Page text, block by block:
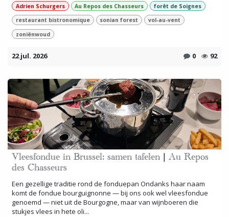
Adrien Schurgers Au Repos des Chasseurs
forêt de Soignes
restaurant bistronomique
sonian forest
vol-au-vent
zoniënwoud
22 jul. 2026 0 92
Vleesfondue in Brussel: samen tafelen | Au Repos
des Chasseurs
Een gezellige traditie rond de fonduepan Ondanks haar naam
komt de fondue bourguignonne — bij ons ook wel vleesfondue
genoemd — niet uit de Bourgogne, maar van wijnboeren die
stukjes vlees in hete oli...